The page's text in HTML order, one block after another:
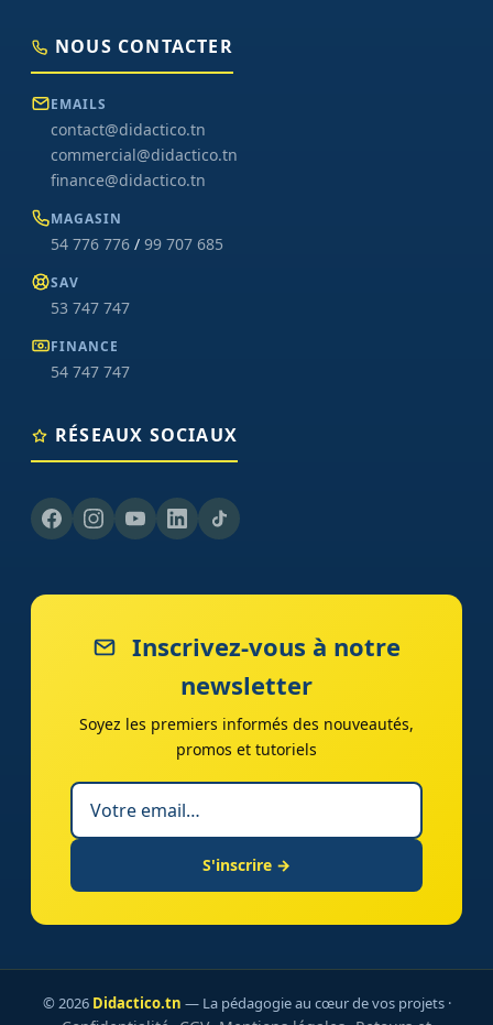
NOUS CONTACTER
EMAILS
contact@didactico.tn
commercial@didactico.tn
finance@didactico.tn
MAGASIN
54 776 776 / 99 707 685
SAV
53 747 747
FINANCE
54 747 747
RÉSEAUX SOCIAUX
Inscrivez-vous à notre
newsletter
Soyez les premiers informés des nouveautés,
promos et tutoriels
S'inscrire →
© 2026 Didactico.tn — La pédagogie au cœur de vos projets ·